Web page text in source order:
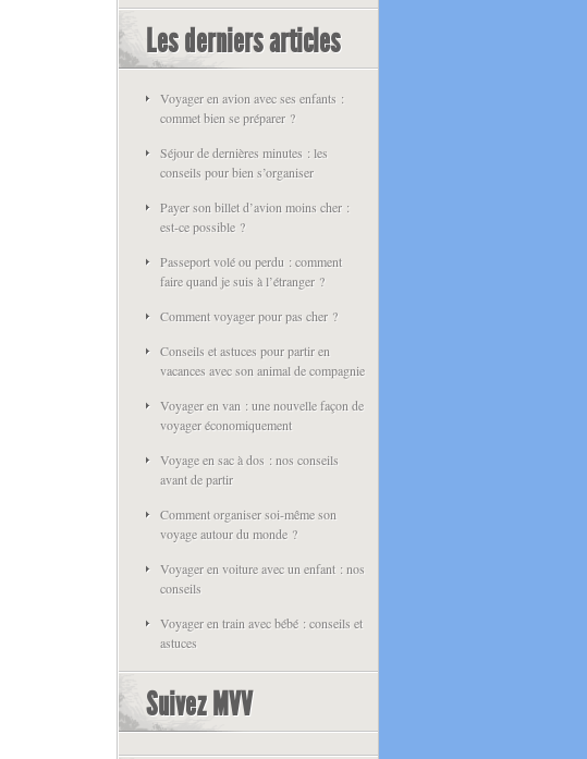
Les derniers articles
Voyager en avion avec ses enfants :
commet bien se préparer ?
Séjour de dernières minutes : les
conseils pour bien s’organiser
Payer son billet d’avion moins cher :
est-ce possible ?
Passeport volé ou perdu : comment
faire quand je suis à l’étranger ?
Comment voyager pour pas cher ?
Conseils et astuces pour partir en
vacances avec son animal de compagnie
Voyager en van : une nouvelle façon de
voyager économiquement
Voyage en sac à dos : nos conseils
avant de partir
Comment organiser soi-même son
voyage autour du monde ?
Voyager en voiture avec un enfant : nos
conseils
Voyager en train avec bébé : conseils et
astuces
Suivez MVV